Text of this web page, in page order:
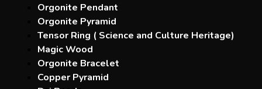
Orgonite Pendant
Orgonite Pyramid
Tensor Ring ( Science and Culture Heritage)
Magic Wood
Orgonite Bracelet
Copper Pyramid